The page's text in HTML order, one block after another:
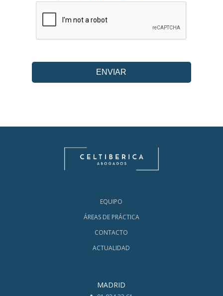
EQUIPO
ÁREAS DE PRÁCTICA
CONTACTO
ACTUALIDAD
MADRID